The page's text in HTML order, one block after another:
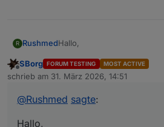
R RushmedHallo,
seit dem 12.3.26 werden
nachts oft nicht
3.6.1 habe ich auch erst am
wie ich das Script verstehe
Offline
SBorg FORUM TESTING MOST ACTIVE
schrieb am 31. März 2026, 14:51
zuletzt editiert von
@Rushmed sagte:
Hallo,